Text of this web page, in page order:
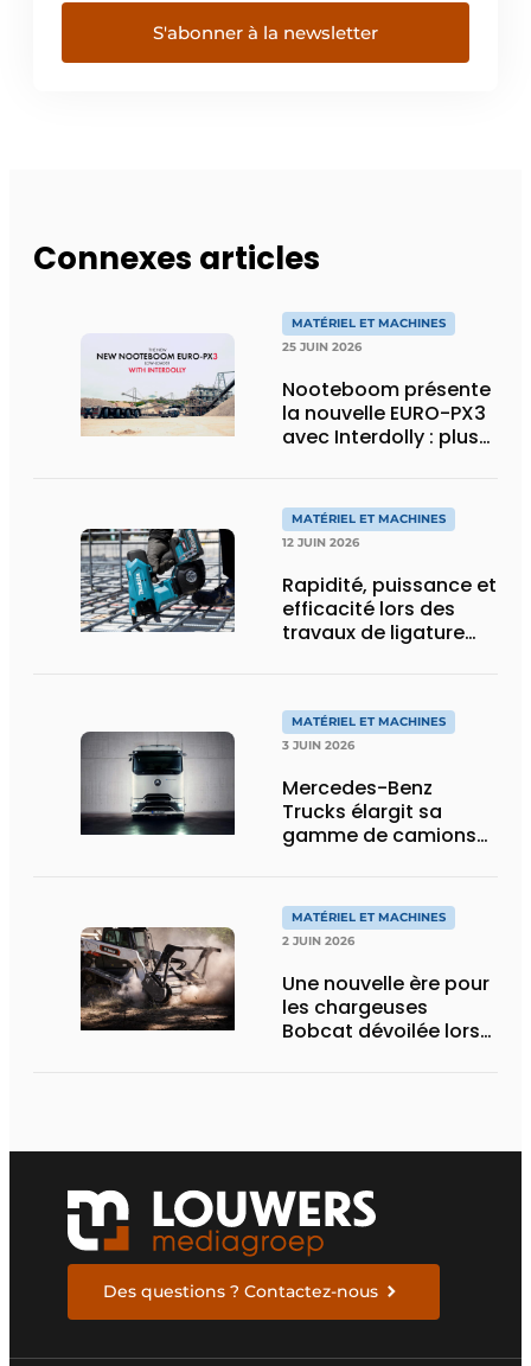
S'abonner à la newsletter
Connexes articles
MATÉRIEL ET MACHINES
25 JUIN 2026
Nooteboom présente
la nouvelle EURO-PX3
avec Interdolly : plus
transport spécial
MATÉRIEL ET MACHINES
12 JUIN 2026
Rapidité, puissance et
efficacité lors des
travaux de ligature
MATÉRIEL ET MACHINES
3 JUIN 2026
Mercedes-Benz
Trucks élargit sa
gamme de camions
eActros Lowliner
MATÉRIEL ET MACHINES
2 JUIN 2026
Une nouvelle ère pour
les chargeuses
Bobcat dévoilée lors
Des questions ? Contactez-nous